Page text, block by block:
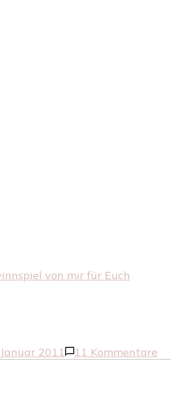
von mir für Euch
2011 11 Kommentare